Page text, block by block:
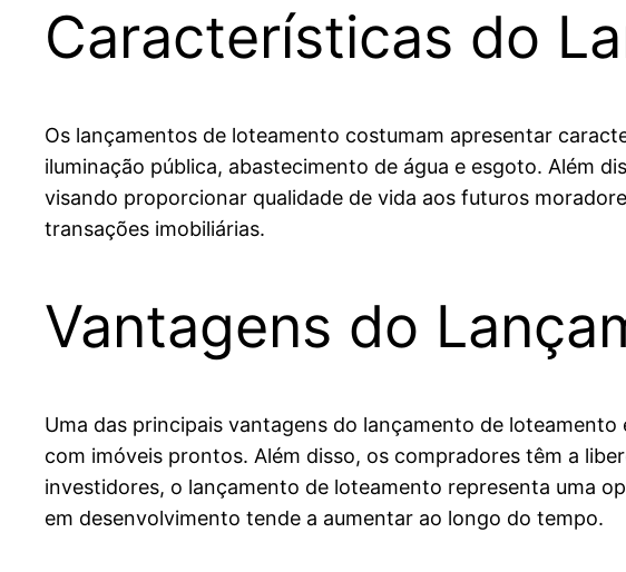
Características do
Os lançamentos de loteamento costumam apresentar
iluminação pública, abastecimento de água e esgoto. Além
visando proporcionar qualidade de vida aos futuros
transações imobiliárias.
Vantagens do
Uma das principais vantagens do lançamento de
com imóveis prontos. Além disso, os compradores têm a
investidores, o lançamento de loteamento representa uma
em desenvolvimento tende a aumentar ao longo do tempo.